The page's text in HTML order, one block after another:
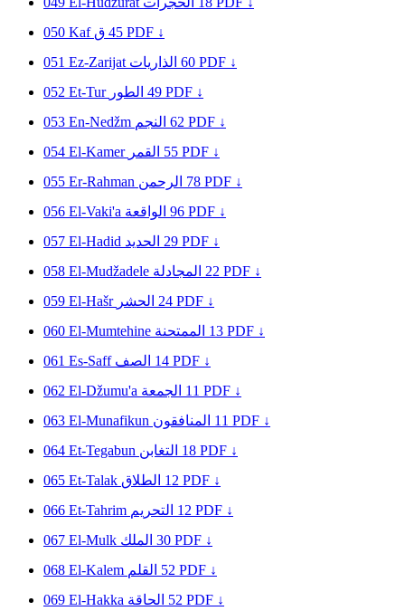
050 Kaf ق 45 PDF ↓
051 Ez-Zarijat الذاريات 60 PDF ↓
052 Et-Tur الطور 49 PDF ↓
053 En-Nedžm النجم 62 PDF ↓
054 El-Kamer القمر 55 PDF ↓
055 Er-Rahman الرحمن 78 PDF ↓
056 El-Vaki'a الواقعة 96 PDF ↓
057 El-Hadid الحديد 29 PDF ↓
058 El-Mudžadele المجادلة 22 PDF ↓
059 El-Hašr الحشر 24 PDF ↓
060 El-Mumtehine الممتحنة 13 PDF ↓
061 Es-Saff الصف 14 PDF ↓
062 El-Džumu'a الجمعة 11 PDF ↓
063 El-Munafikun المنافقون 11 PDF ↓
064 Et-Tegabun التغابن 18 PDF ↓
065 Et-Talak الطلاق 12 PDF ↓
066 Et-Tahrim التحريم 12 PDF ↓
067 El-Mulk الملك 30 PDF ↓
068 El-Kalem القلم 52 PDF ↓
069 El-Hakka الحاقة 52 PDF ↓